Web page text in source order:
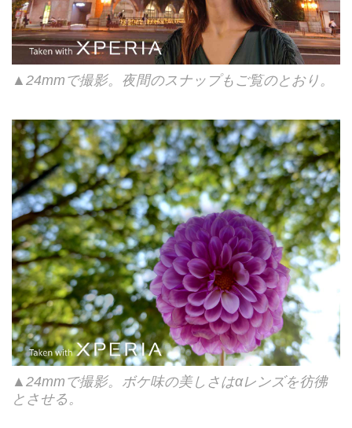
▲24mmで撮影。夜間のスナップもご覧のとおり。
▲24mmで撮影。ボケ味の美しさはαレンズを彷彿
とさせる。